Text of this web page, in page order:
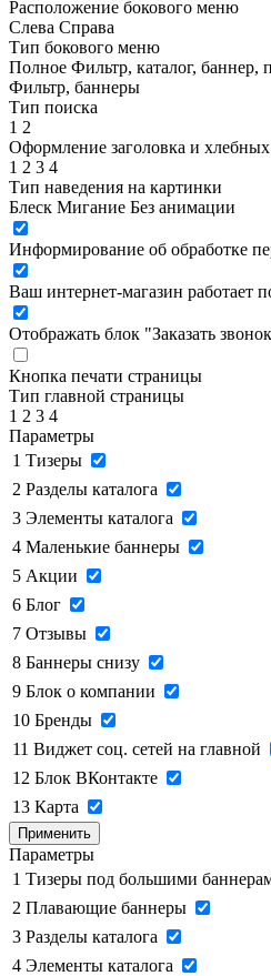
Расположение бокового меню
Слева Справа
Тип бокового меню
Полное Фильтр, каталог, баннер,
Фильтр, баннеры
Тип поиска
1 2
Оформление заголовка и
1 2 3 4
Тип наведения на картинки
Блеск Мигание Без анимации
Информирование об обработке
Ваш интернет-магазин работает
Отображать блок "Заказать
Кнопка печати страницы
Тип главной страницы
1 2 3 4
Параметры
1 Тизеры
2 Разделы каталога
3 Элементы каталога
4 Маленькие баннеры
5 Акции
6 Блог
7 Отзывы
8 Баннеры снизу
9 Блок о компании
10 Бренды
11 Виджет соц. сетей на главной
12 Блок ВКонтакте
13 Карта
Применить
Параметры
1 Тизеры под большими
2 Плавающие баннеры
3 Разделы каталога
4 Элементы каталога